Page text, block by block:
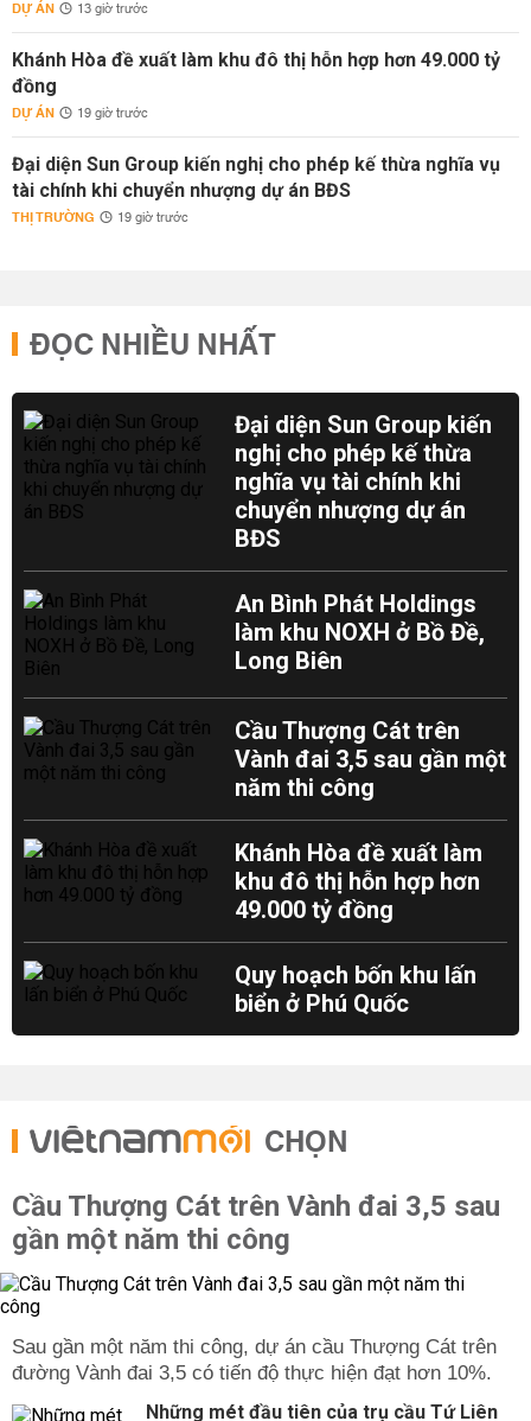
DỰ ÁN 13 giờ trước
Khánh Hòa đề xuất làm khu đô thị hỗn hợp hơn 49.000 tỷ
đồng
DỰ ÁN 19 giờ trước
Đại diện Sun Group kiến nghị cho phép kế thừa nghĩa vụ
tài chính khi chuyển nhượng dự án BĐS
THỊ TRƯỜNG 19 giờ trước
ĐỌC NHIỀU NHẤT
Đại diện Sun Group kiến
nghị cho phép kế thừa
nghĩa vụ tài chính khi
chuyển nhượng dự án
BĐS
An Bình Phát Holdings
làm khu NOXH ở Bồ Đề,
Long Biên
Cầu Thượng Cát trên
Vành đai 3,5 sau gần một
năm thi công
Khánh Hòa đề xuất làm
khu đô thị hỗn hợp hơn
49.000 tỷ đồng
Quy hoạch bốn khu lấn
biển ở Phú Quốc
CHỌN
Cầu Thượng Cát trên Vành đai 3,5 sau
gần một năm thi công
Sau gần một năm thi công, dự án cầu Thượng Cát trên
đường Vành đai 3,5 có tiến độ thực hiện đạt hơn 10%.
Những mét đầu tiên của trụ cầu Tứ Liên